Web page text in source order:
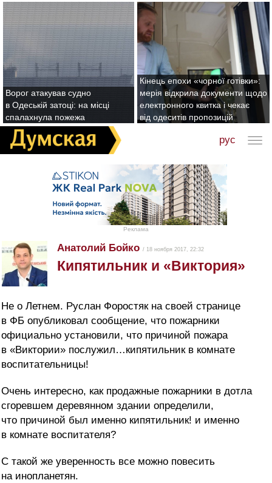
Ворог атакував судно
в Одеській затоці: на місці
спалахнула пожежа
Кінець епохи «чорної готівки»:
мерія відкрила документи щодо
електронного квитка і чекає
від одеситів пропозицій
рус
Реклама
Анатолий Бойко / 18 ноября 2017, 22:32
Кипятильник и «Виктория»
Не о Летнем. Руслан Форостяк на своей странице
в ФБ опубликовал сообщение, что пожарники
официально установили, что причиной пожара
в «Виктории» послужил…кипятильник в комнате
воспитательницы!
Очень интересно, как продажные пожарники в дотла
сгоревшем деревянном здании определили,
что причиной был именно кипятильник! и именно
в комнате воспитателя?
С такой же уверенность все можно повесить
на инопланетян.